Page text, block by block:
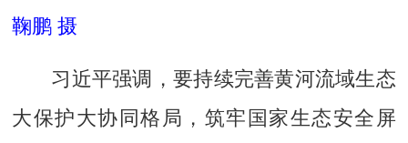
鞠鹏 摄
习近平强调，要持续完善黄河流域生态
大保护大协同格局，筑牢国家生态安全屏